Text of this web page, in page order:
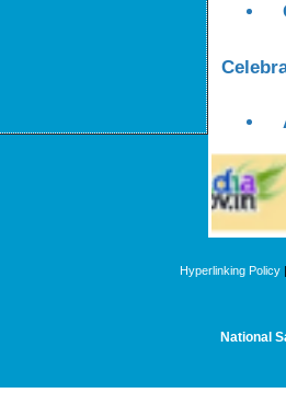
Hyperlinking Policy
National